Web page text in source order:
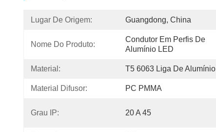
Lugar De Origem: Guangdong, China
Nome Do Produto:
Condutor Em Perfis De
Alumínio LED
Material: T5 6063 Liga De Alumínio
Material Difusor: PC PMMA
Grau IP: 20 A 45